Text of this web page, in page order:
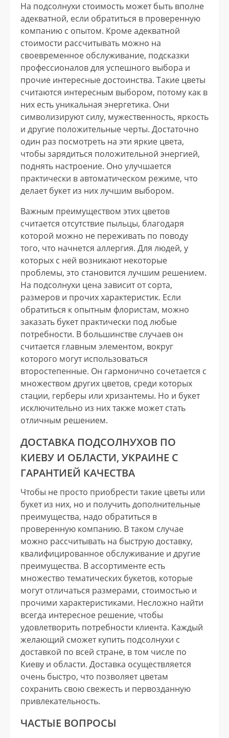
На подсолнухи стоимость может быть вполне
адекватной, если обратиться в проверенную
компанию с опытом. Кроме адекватной
стоимости рассчитывать можно на
своевременное обслуживание, подсказки
профессионалов для успешного выбора и
прочие интересные достоинства. Такие цветы
считаются интересным выбором, потому как в
них есть уникальная энергетика. Они
символизируют силу, мужественность, яркость
и другие положительные черты. Достаточно
один раз посмотреть на эти яркие цвета,
чтобы зарядиться положительной энергией,
поднять настроение. Оно улучшается
практически в автоматическом режиме, что
делает букет из них лучшим выбором.
Важным преимуществом этих цветов
считается отсутствие пыльцы, благодаря
которой можно не переживать по поводу
того, что начнется аллергия. Для людей, у
которых с ней возникают некоторые
проблемы, это становится лучшим решением.
На подсолнухи цена зависит от сорта,
размеров и прочих характеристик. Если
обратиться к опытным флористам, можно
заказать букет практически под любые
потребности. В большинстве случаев он
считается главным элементом, вокруг
которого могут использоваться
второстепенные. Он гармонично сочетается с
множеством других цветов, среди которых
стации, герберы или хризантемы. Но и букет
исключительно из них также может стать
отличным решением.
ДОСТАВКА ПОДСОЛНУХОВ ПО
КИЕВУ И ОБЛАСТИ, УКРАИНЕ С
ГАРАНТИЕЙ КАЧЕСТВА
Чтобы не просто приобрести такие цветы или
букет из них, но и получить дополнительные
преимущества, надо обратиться в
проверенную компанию. В таком случае
можно рассчитывать на быструю доставку,
квалифицированное обслуживание и другие
преимущества. В ассортименте есть
множество тематических букетов, которые
могут отличаться размерами, стоимостью и
прочими характеристиками. Несложно найти
всегда интересное решение, чтобы
удовлетворить потребности клиента. Каждый
желающий сможет купить подсолнухи с
доставкой по всей стране, в том числе по
Киеву и области. Доставка осуществляется
очень быстро, что позволяет цветам
сохранить свою свежесть и первозданную
привлекательность.
ЧАСТЫЕ ВОПРОСЫ